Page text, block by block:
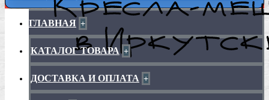
ГЛАВНАЯ +
КАТАЛОГ ТОВАРА +
ДОСТАВКА И ОПЛАТА +